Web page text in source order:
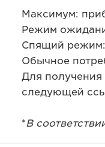
Максимум:
Режим
Спящий
Обычное
Для
следующей
*В